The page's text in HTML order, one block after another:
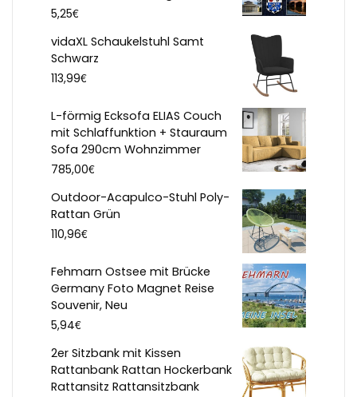
5,25€
vidaXL Schaukelstuhl Samt
Schwarz
113,99€
L-förmig Ecksofa ELIAS Couch
mit Schlaffunktion + Stauraum
Sofa 290cm Wohnzimmer
785,00€
Outdoor-Acapulco-Stuhl Poly-
Rattan Grün
110,96€
Fehmarn Ostsee mit Brücke
Germany Foto Magnet Reise
Souvenir, Neu
5,94€
2er Sitzbank mit Kissen
Rattanbank Rattan Hockerbank
Rattansitz Rattansitzbank